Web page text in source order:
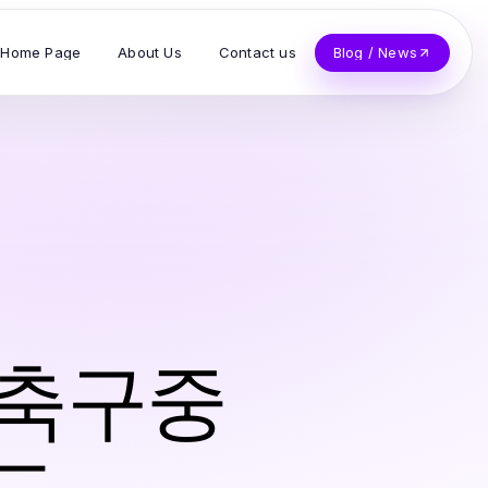
Home Page About Us Contact us Blog / News
구중